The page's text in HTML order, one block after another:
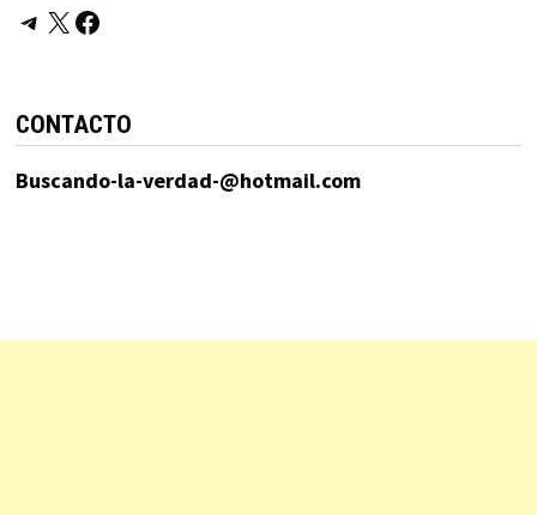
Telegram
X Facebook
CONTACTO
Buscando-la-verdad-@hotmail.com